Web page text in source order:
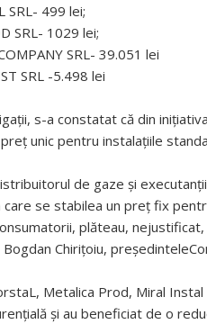
SRL- 499 lei;
SRL- 1029 lei;
SRL- 39.051 lei
SRL -5.498 lei
s-a constatat că din
unic pentru instalaţiile
de gaze şi
care se stabilea un preţ fix
plăteau,
Chiriţoiu,
Metalica Prod, Miral
şi au beneficiat de o